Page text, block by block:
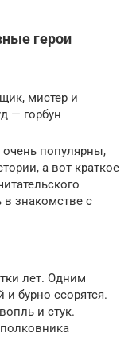
герои
мистер и
— горбун
популярны,
а вот краткое
в знакомстве с
лет. Одним
бурно ссорятся.
и стук.